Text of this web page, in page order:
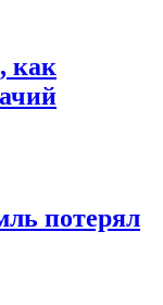
как
потерял